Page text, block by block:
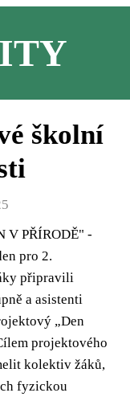
školní
V PŘÍRODĚ" -
pro 2.
připravili
a asistenti
„Den
projektového
kolektiv žáků,
fyzickou